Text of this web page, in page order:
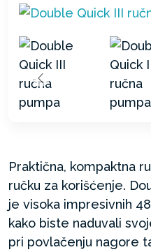
Praktična, kompaktna
ručku za korišćenje.
je visoka impresivnih
kako biste naduvali
pri povlačenju nagore